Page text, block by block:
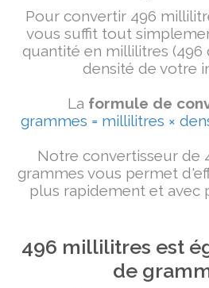
Pour convertir 496
vous suffit tout
quantité en millilitres (496
densité de votre
La formule de
grammes = millilitres ×
Notre convertisseur de
grammes vous permet
plus rapidement et avec
496 millilitres est
de